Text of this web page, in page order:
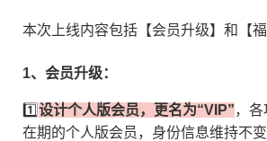
动！
本次上线内容包括【会员升级】和【福
1、会员升级：
1️⃣设计个人版会员，更名为“VIP”，
在期的个人版会员，身份信息维持不变